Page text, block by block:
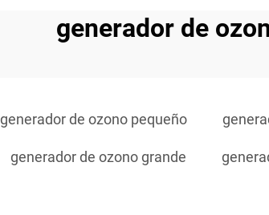
generador de
generador de ozono pequeño
generador de ozono grande